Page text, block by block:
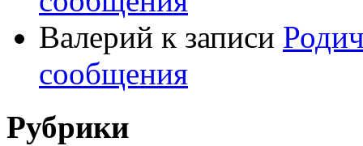
Валерий к записи
сообщения
Рубрики